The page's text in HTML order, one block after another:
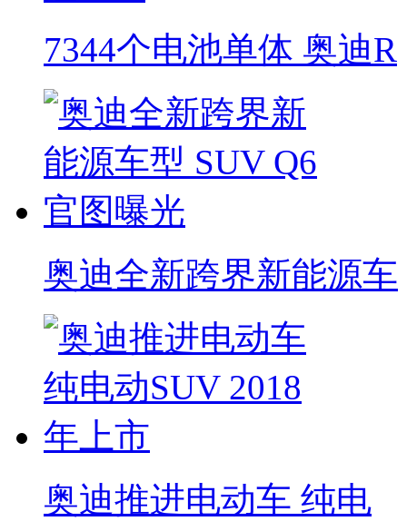
7344个电池单体 奥迪R
奥迪全新跨界新能源车
奥迪推进电动车 纯电